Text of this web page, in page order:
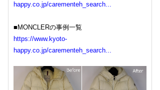
happy.co.jp/carementeh_search...
■MONCLERの事例一覧
https://www.kyoto-
happy.co.jp/carementeh_search...